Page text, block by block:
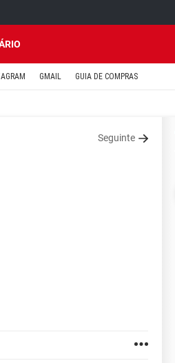
GMAIL GUIA DE COMPRAS
Seguinte